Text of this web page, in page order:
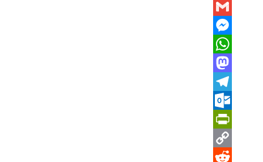
LinkedIn
Gmail
Messenger
WhatsApp
Mastodon
Telegram
Outlook.com
PrintFriendly
Copy